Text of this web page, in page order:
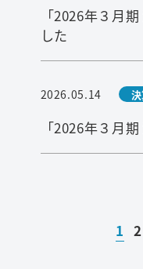
「2026年３月
した
2026.05.14
「2026年３月
1 2